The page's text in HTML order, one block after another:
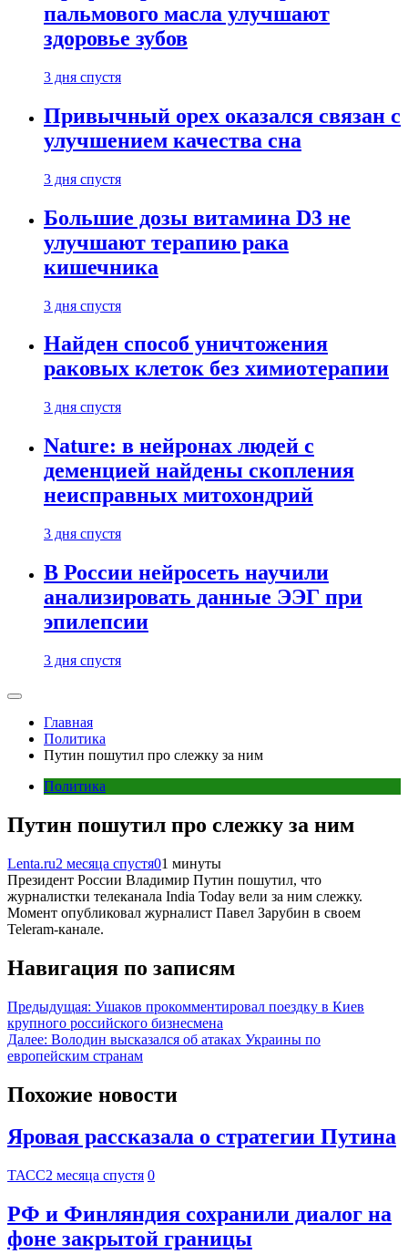
пальмового масла улучшают
здоровье зубов
3 дня спустя
Привычный орех оказался связан с
улучшением качества сна
3 дня спустя
Большие дозы витамина D3 не
улучшают терапию рака
кишечника
3 дня спустя
Найден способ уничтожения
раковых клеток без химиотерапии
3 дня спустя
Nature: в нейронах людей с
деменцией найдены скопления
неисправных митохондрий
3 дня спустя
В России нейросеть научили
анализировать данные ЭЭГ при
эпилепсии
3 дня спустя
Главная
Политика
Путин пошутил про слежку за ним
Политика
Путин пошутил про слежку за ним
Lenta.ru2 месяца спустя01 минуты
Президент России Владимир Путин пошутил, что
журналистки телеканала India Today вели за ним слежку.
Момент опубликовал журналист Павел Зарубин в своем
Teleram-канале.
Навигация по записям
Предыдущая: Ушаков прокомментировал поездку в Киев
крупного российского бизнесмена
Далее: Володин высказался об атаках Украины по
европейским странам
Похожие новости
Яровая рассказала о стратегии Путина
ТАСС2 месяца спустя 0
РФ и Финляндия сохранили диалог на
фоне закрытой границы